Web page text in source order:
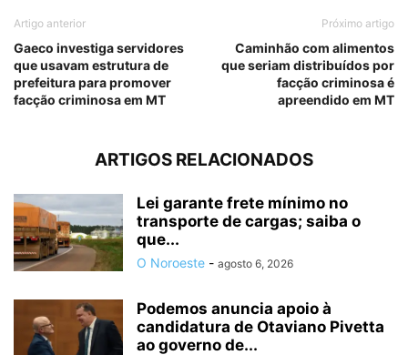
Artigo anterior
Gaeco investiga servidores
que usavam estrutura de
prefeitura para promover
facção criminosa em MT
Próximo artigo
Caminhão com alimentos
que seriam distribuídos por
facção criminosa é
apreendido em MT
ARTIGOS RELACIONADOS
Lei garante frete mínimo no
transporte de cargas; saiba o
que...
O Noroeste - agosto 6, 2026
Podemos anuncia apoio à
candidatura de Otaviano Pivetta
ao governo de...